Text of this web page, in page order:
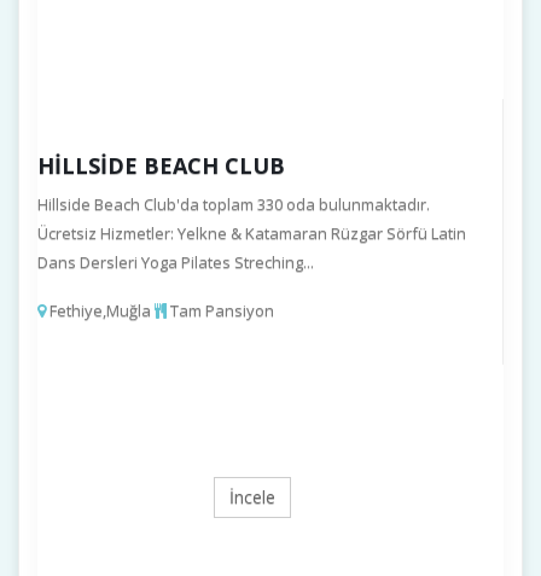
HILLSIDE BEACH CLUB
Hillside Beach Club'da toplam 330 oda bulunmaktadır.
Ücretsiz Hizmetler: Yelkne & Katamaran Rüzgar Sörfü Latin
Dans Dersleri Yoga Pilates Streching...
Fethiye,Muğla Tam Pansiyon
İncele